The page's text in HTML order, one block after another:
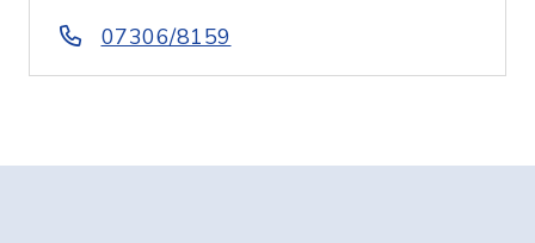
07306/8159